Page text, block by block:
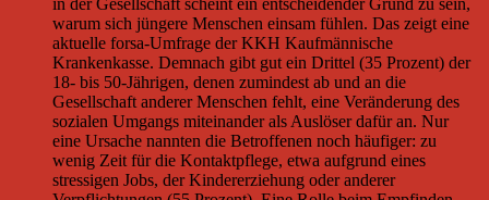
in der Gesellschaft scheint ein entscheidender Grund zu sein,
warum sich jüngere Menschen einsam fühlen. Das zeigt eine
aktuelle forsa-Umfrage der KKH Kaufmännische
Krankenkasse. Demnach gibt gut ein Drittel (35 Prozent) der
18- bis 50-Jährigen, denen zumindest ab und an die
Gesellschaft anderer Menschen fehlt, eine Veränderung des
sozialen Umgangs miteinander als Auslöser dafür an. Nur
eine Ursache nannten die Betroffenen noch häufiger: zu
wenig Zeit für die Kontaktpflege, etwa aufgrund eines
stressigen Jobs, der Kindererziehung oder anderer